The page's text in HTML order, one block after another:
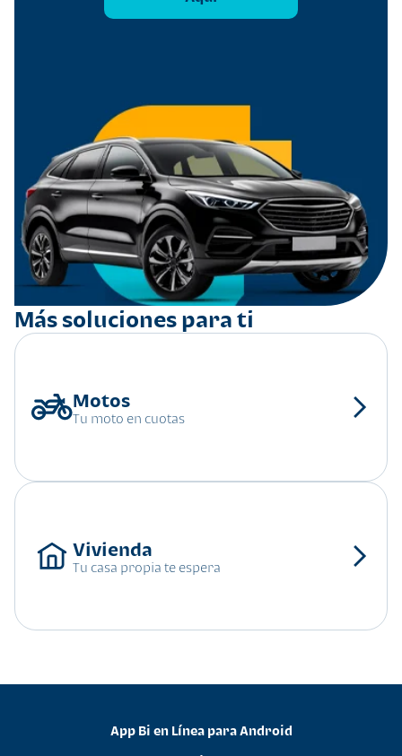
Más soluciones para ti
Tu moto en cuotas
Tu casa propia te espera
App Bi en Línea para Android